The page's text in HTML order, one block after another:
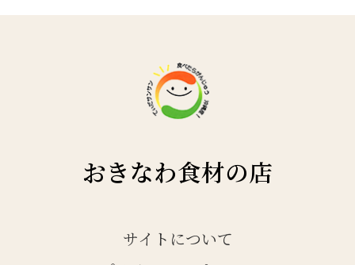
おきなわ食材の店
サイトについて